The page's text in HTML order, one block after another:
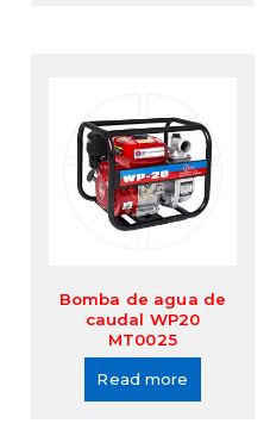
Bomba de agua de
caudal WP20
MT0025
Read more